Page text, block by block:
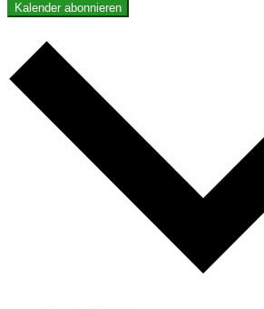
Kalender abonnieren